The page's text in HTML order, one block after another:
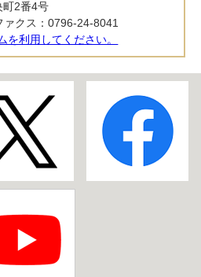
2番4号
クス：0796-24-8041
を利用してください。